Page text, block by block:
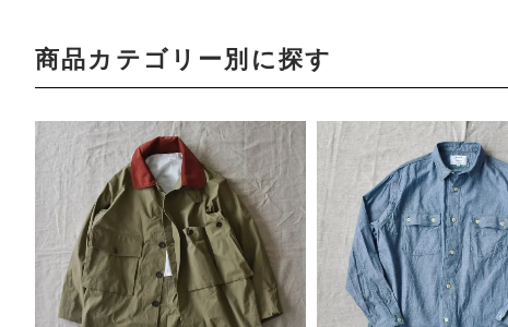
商品カテゴリー別に探す